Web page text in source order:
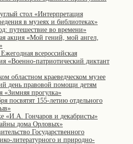
стол «Интерпретация
в музеях и библиотеках»
путешествие во времени»
акция «Мой гений, мой ангел,
всероссийская
«Военно-патриотический диктант
областном краеведческом музее
день правовой помощи детям
«Зимняя прогулка»
посвятят 155-летию отдельного
«И.А. Гончаров и декабристы»
дома Орловых»
Государственного
литературного и природно-